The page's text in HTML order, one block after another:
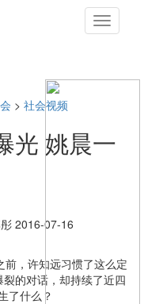
切
换
> 社会视频
光 姚晨一
2016-07-16
前，许知远习惯了这么定
的对话，却持续了近四
了什么？